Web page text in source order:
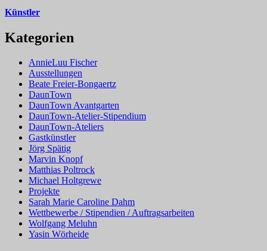
Künstler
Kategorien
AnnieLuu Fischer
Ausstellungen
Beate Freier-Bongaertz
DaunTown
DaunTown Avantgarten
DaunTown-Atelier-Stipendium
DaunTown-Ateliers
Gastkünstler
Jörg Spätig
Marvin Knopf
Matthias Poltrock
Michael Holtgrewe
Projekte
Sarah Marie Caroline Dahm
Wettbewerbe / Stipendien / Auftragsarbeiten
Wolfgang Meluhn
Yasin Wörheide